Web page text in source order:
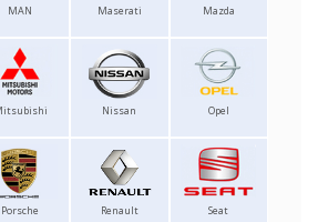
MAN Maserati Mazda
Nissan Opel
Porsche Renault Seat